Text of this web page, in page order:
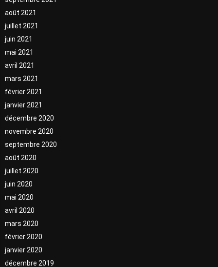
août 2021
juillet 2021
juin 2021
mai 2021
avril 2021
mars 2021
février 2021
janvier 2021
décembre 2020
novembre 2020
septembre 2020
août 2020
juillet 2020
juin 2020
mai 2020
avril 2020
mars 2020
février 2020
janvier 2020
décembre 2019